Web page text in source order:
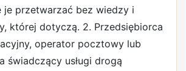
je przetwarzać bez wiedzy i
której dotyczą. 2. Przedsiębiorca
operator pocztowy lub
świadczący usługi drogą